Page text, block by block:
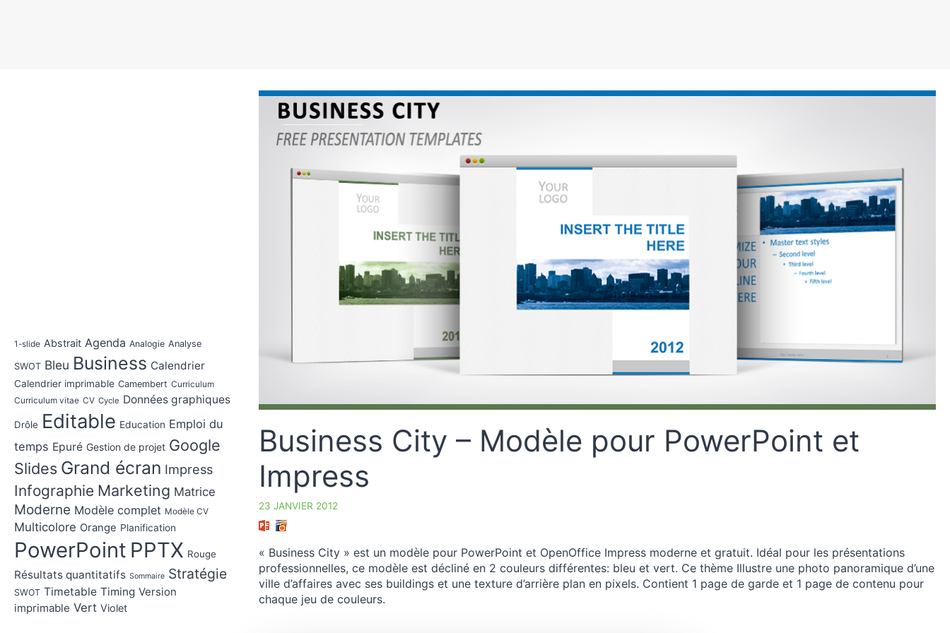
Business City – Modèle pour PowerPoint et
Impress
23 JANVIER 2012
« Business City » est un modèle pour PowerPoint et OpenOffice Impress moderne et gratuit. Idéal pour les présentations
professionnelles, ce modèle est décliné en 2 couleurs différentes: bleu et vert. Ce thème Illustre une photo panoramique d’une
ville d’affaires avec ses buildings et une texture d’arrière plan en pixels. Contient 1 page de garde et 1 page de contenu pour
chaque jeu de couleurs.
1-slide Abstrait Agenda Analogie Analyse
SWOT Bleu Business Calendrier
Calendrier imprimable Camembert Curriculum
Curriculum vitae CV Cycle Données graphiques
Drôle Editable Education Emploi du
temps Epuré Gestion de projet Google
Slides Grand écran Impress
Infographie Marketing Matrice
Moderne Modèle complet Modèle CV
Multicolore Orange Planification
PowerPoint PPTX Rouge
Résultats quantitatifs Sommaire Stratégie
SWOT Timetable Timing Version
imprimable Vert Violet